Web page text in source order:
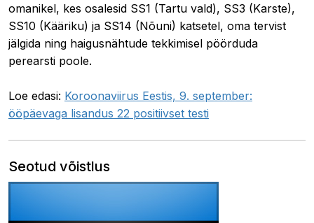
omanikel, kes osalesid SS1 (Tartu vald), SS3 (Karste),
SS10 (Kääriku) ja SS14 (Nõuni) katsetel, oma tervist
jälgida ning haigusnähtude tekkimisel pöörduda
perearsti poole.
Loe edasi: Koroonaviirus Eestis, 9. september:
ööpäevaga lisandus 22 positiivset testi
Seotud võistlus